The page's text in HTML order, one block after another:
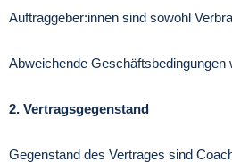
Auftraggeber:innen sind sowohl
Abweichende
2. Vertragsgegenstand
Gegenstand des Vertrages sind